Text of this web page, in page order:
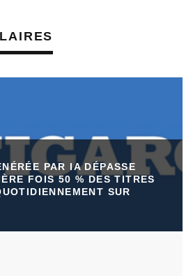
PAR IA DÉPASSE
FOIS 50 % DES TITRES
SUR